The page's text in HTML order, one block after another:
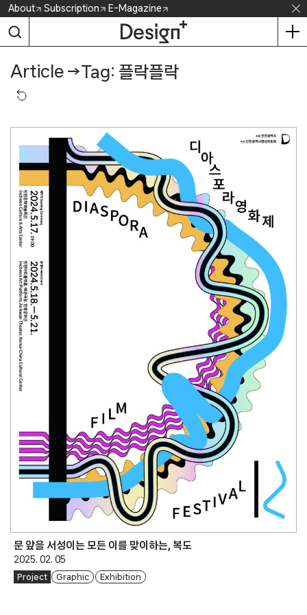
Skip
content
About Subscription E-Magazine
Article →Tag: 플락플락
문 앞을 서성이는 모든 이를 맞이하는, 복도
2025. 02. 05
Project Graphic Exhibition